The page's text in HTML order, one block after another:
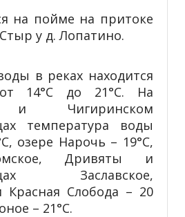
на пойме на притоке
у д. Лопатино.
в реках находится
14°С до 21°С. На
и Чигиринском
температура воды
озере Нарочь – 19°С,
Дривяты и
Заславское,
Красная Слобода – 20
– 21°С.